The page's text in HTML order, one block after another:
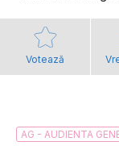
Votează
AG - AUDIENTA